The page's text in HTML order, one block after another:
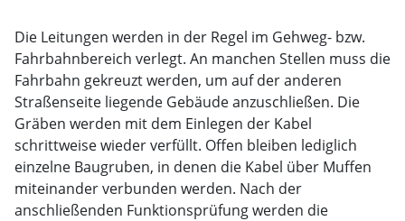
Die Leitungen werden in der Regel im Gehweg- bzw.
Fahrbahnbereich verlegt. An manchen Stellen muss die
Fahrbahn gekreuzt werden, um auf der anderen
Straßenseite liegende Gebäude anzuschließen. Die
Gräben werden mit dem Einlegen der Kabel
schrittweise wieder verfüllt. Offen bleiben lediglich
einzelne Baugruben, in denen die Kabel über Muffen
miteinander verbunden werden. Nach der
anschließenden Funktionsprüfung werden die